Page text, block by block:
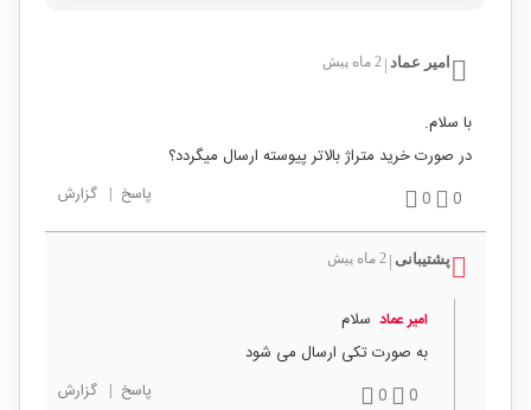
امیر عماد 2 ماه پیش
با سلام.
در صورت خرید متراژ بالاتر پیوسته ارسال میگردد؟
0
0 پاسخ | گزارش
پشتیبانی 2 ماه پیش
امیر عماد سلام
به صورت تکی ارسال می شود
0
0 پاسخ | گزارش